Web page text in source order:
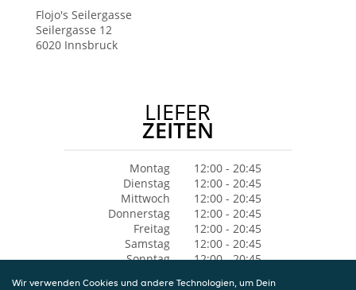
Flojo's Seilergasse
Seilergasse 12
6020 Innsbruck
LIEFER
ZEITEN
Montag
12:00 - 20:45
Dienstag
12:00 - 20:45
Mittwoch
12:00 - 20:45
Donnerstag
12:00 - 20:45
Freitag
12:00 - 20:45
Samstag
12:00 - 20:45
Sonntag
12:00 - 20:45
Wir verwenden Cookies und andere Technologien, um Dein